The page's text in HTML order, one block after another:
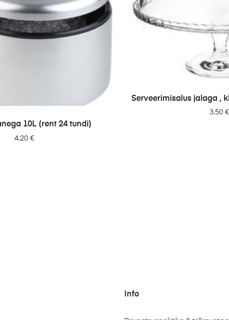
PÄRINGUSSE
10L (rent 24 tundi)
4.20 €
LISA
Serveerimisalus jalaga ,
3.50€
Info